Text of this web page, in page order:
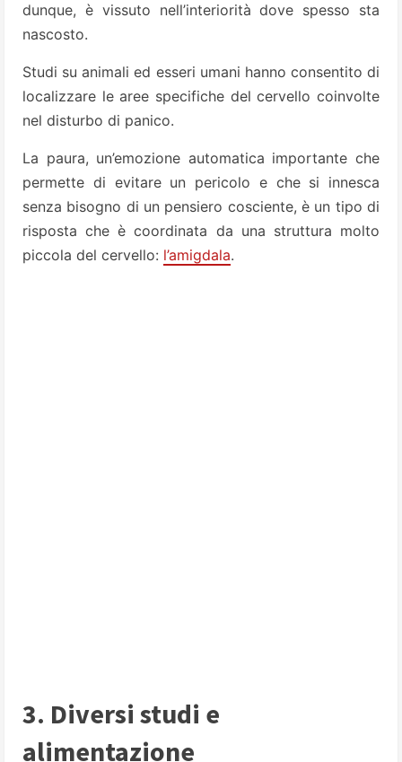
dunque, è vissuto nell’interiorità dove spesso sta
nascosto.
Studi su animali ed esseri umani hanno consentito di
localizzare le aree specifiche del cervello coinvolte
nel disturbo di panico.
La paura, un’emozione automatica importante che
permette di evitare un pericolo e che si innesca
senza bisogno di un pensiero cosciente, è un tipo di
risposta che è coordinata da una struttura molto
piccola del cervello: l’amigdala.
3. Diversi studi e
alimentazione